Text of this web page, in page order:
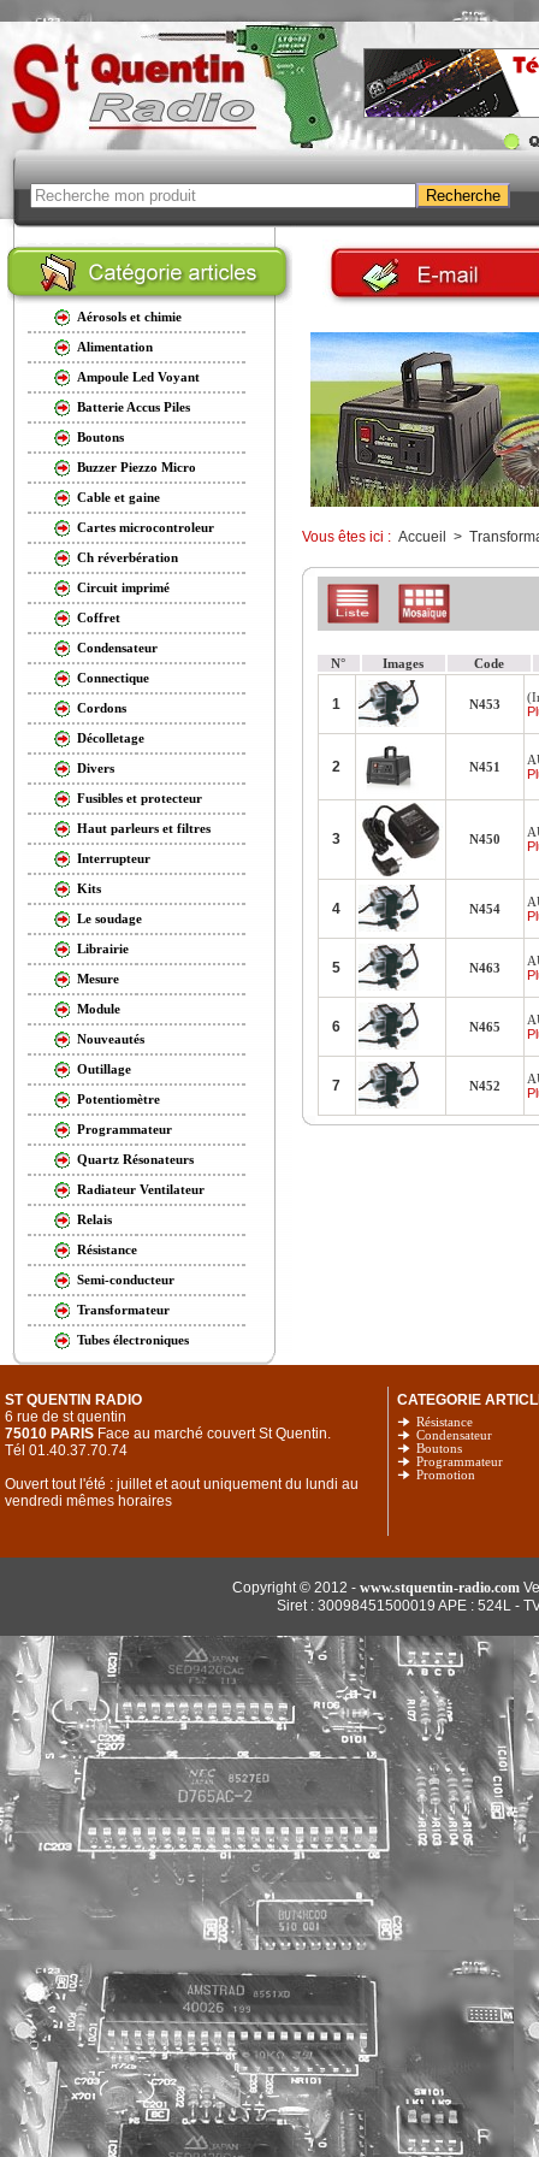
Aérosols et chimie
Alimentation
Ampoule Led Voyant
Batterie Accus Piles
Boutons
Buzzer Piezzo Micro
Cable et gaine
Cartes microcontroleur
Ch réverbération
Circuit imprimé
Coffret
Condensateur
Connectique
Cordons
Décolletage
Divers
Fusibles et protecteur
Haut parleurs et filtres
Interrupteur
Kits
Le soudage
Librairie
Mesure
Module
Nouveautés
Outillage
Potentiomètre
Programmateur
Quartz Résonateurs
Radiateur Ventilateur
Relais
Résistance
Semi-conducteur
Transformateur
Tubes électroniques
Vous êtes ici : Accueil >
N° Images Code
1 N453
2 N451
3 N450
4 N454
5 N463
6 N465
7 N452
ST QUENTIN RADIO
6 rue de st quentin
75010 PARIS Face au marché couvert St Quentin.
Tél 01.40.37.70.74
Ouvert tout l'été : juillet et aout uniquement du lundi au
vendredi mêmes horaires
CATEGORIE
Résistance
Condensateur
Boutons
Programmateur
Promotion
Copyright © 2012 - www.stquentin-radio.com
Siret : 30098451500019 APE : 524L -